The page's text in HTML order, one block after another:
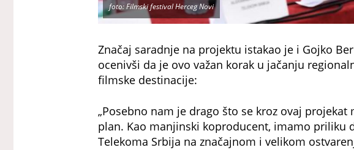
foto: Filmski festival Herceg Novi
Značaj saradnje na projektu istakao je i Gojko
ocenivši da je ovo važan korak u jačanju
filmske destinacije:
„Posebno nam je drago što se kroz ovaj
plan. Kao manjinski koproducent, imamo priliku
Telekoma Srbija na značajnom i velikom